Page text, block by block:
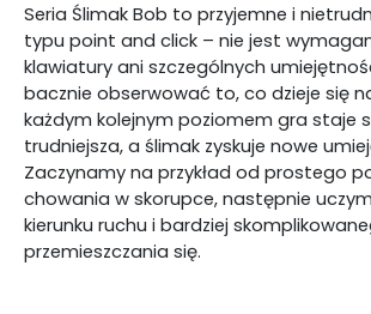
Seria Ślimak Bob to przyjemne i
typu point and click – nie jest
klawiatury ani szczególnych
bacznie obserwować to, co dzieje się
każdym kolejnym poziomem gra staje
trudniejsza, a ślimak zyskuje nowe
Zaczynamy na przykład od prostego
chowania w skorupce, następnie
kierunku ruchu i bardziej
przemieszczania się.